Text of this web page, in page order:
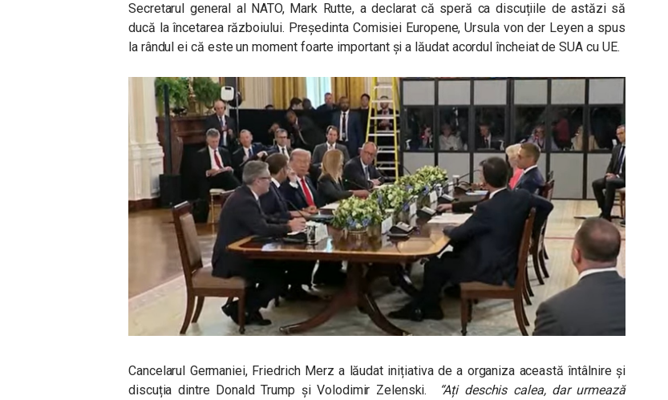
Secretarul general al NATO, Mark Rutte, a declarat că speră ca discuțiile de astăzi să
ducă la încetarea războiului. Președinta Comisiei Europene, Ursula von der Leyen a spus
la rândul ei că este un moment foarte important și a lăudat acordul încheiat de SUA cu UE.
Cancelarul Germaniei, Friedrich Merz a lăudat inițiativa de a organiza această întâlnire și
discuția dintre Donald Trump și Volodimir Zelenski.
“Ați deschis calea, dar urmează